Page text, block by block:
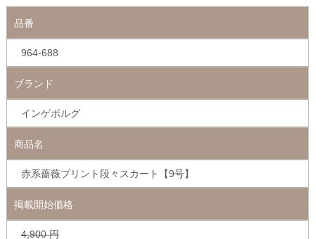
品番
964-688
ブランド
インゲボルグ
商品名
赤系薔薇プリント段々スカート【9号】
掲載開始価格
4,900 円